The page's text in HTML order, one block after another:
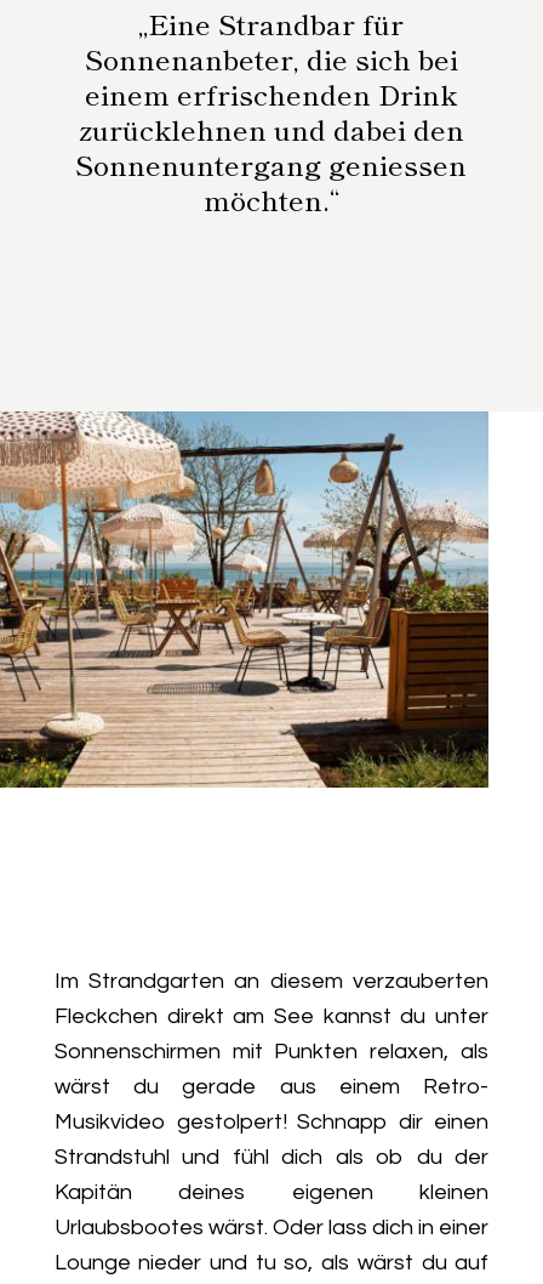
„Eine Strandbar für
Sonnenanbeter, die sich bei
einem erfrischenden Drink
zurücklehnen und dabei den
Sonnenuntergang geniessen
möchten.“
Im Strandgarten an diesem verzauberten
Fleckchen direkt am See kannst du unter
Sonnenschirmen mit Punkten relaxen, als
wärst du gerade aus einem Retro-
Musikvideo gestolpert! Schnapp dir einen
Strandstuhl und fühl dich als ob du der
Kapitän deines eigenen kleinen
Urlaubsbootes wärst. Oder lass dich in einer
Lounge nieder und tu so, als wärst du auf